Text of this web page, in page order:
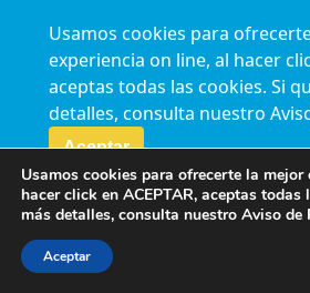
Interrupción Legal del
en Monterrey
Usamos cookies para
experiencia on line, al hacer
aceptas todas las cookies. Si
detalles, consulta nuestro
Aceptar
Usamos cookies para ofrecerte la mejor
hacer click en ACEPTAR, aceptas todas
más detalles, consulta nuestro Aviso de
Aceptar